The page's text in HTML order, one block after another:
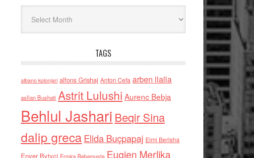
TAGS
albano kolonjari alfons Grishaj Anton Cefa arben llalla
asllan Bushati Astrit Lulushi Aurenc Bebja
Behlul Jashari Beqir Sina
dalip grecaElida Buçpapaj Elmi Berisha
Enver Bytyci Ermira Babamusta Eugjen Merlika